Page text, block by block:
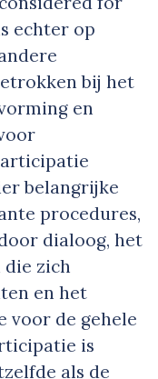
echter op
bij het
en
belangrijke
procedures,
dialoog, het
die zich
en het
voor de gehele
is
als de